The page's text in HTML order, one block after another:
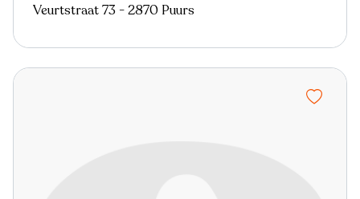
Veurtstraat 73 - 2870 Puurs